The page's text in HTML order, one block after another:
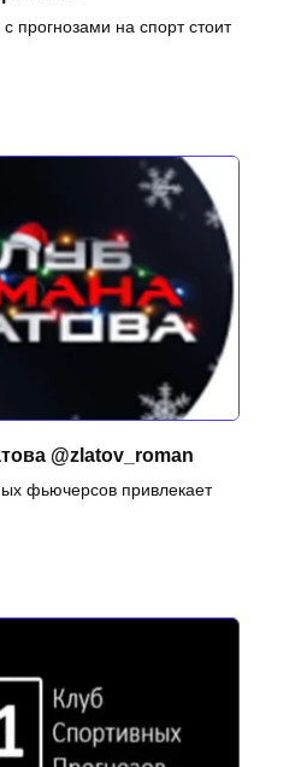
прогнозами на спорт стоит
@zlatov_roman
фьючерсов привлекает